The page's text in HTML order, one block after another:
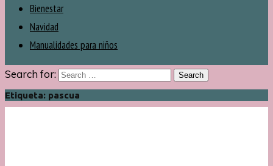
Bienestar
Navidad
Manualidades para niños
Search for:
Etiqueta: pascua